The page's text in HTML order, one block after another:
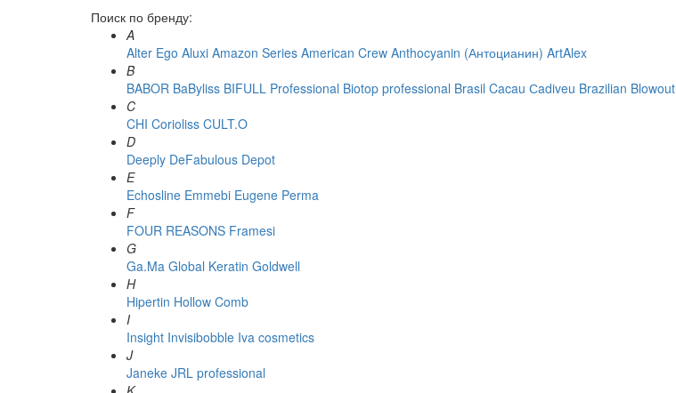
Поиск по бренду:
A
Alter Ego Aluxi Amazon Series American Crew Anthocyanin (Антоцианин) ArtAlex
B
BABOR BaByliss BIFULL Professional Biotop professional Brasil Cacau Сadiveu Brazilian Blowout
C
CHI Corioliss CULT.O
D
Deeply DeFabulous Depot
E
Echosline Emmebi Eugene Perma
F
FOUR REASONS Framesi
G
Ga.Ma Global Keratin Goldwell
H
Hipertin Hollow Comb
I
Insight Invisibobble Iva cosmetics
J
Janeke JRL professional